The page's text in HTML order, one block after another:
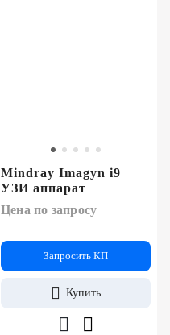
Mindray Imagyn i9
УЗИ аппарат
Цена по запросу
Запросить КП
Купить